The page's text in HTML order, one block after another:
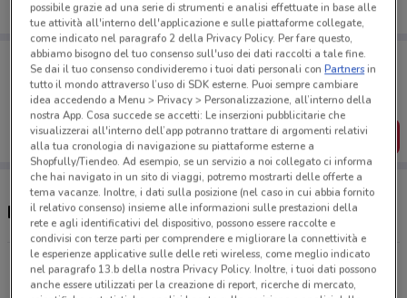
Porta DoveConviene sempre con te!
Puoi trovare le migliori offerte dei negozi vicino a te,
salvarle e creare la tua lista del risparmio, comodamente
dal tuo cellulare.
SCARICA L’APP
Negozi Consorzio Infarmacia a Calenzano
Via Magenta, 30 Campi Bisenzio
5 km
possibile grazie ad una serie di strumenti e analisi effettuate in base alle
tue attività all'interno dell'applicazione e sulle piattaforme collegate,
come indicato nel paragrafo 2 della Privacy Policy. Per fare questo,
abbiamo bisogno del tuo consenso sull'uso dei dati raccolti a tale fine.
Se dai il tuo consenso condivideremo i tuoi dati personali conPartnersin
tutto il mondo attraverso l’uso di SDK esterne. Puoi sempre cambiare
idea accedendo a Menu > Privacy > Personalizzazione, all’interno della
nostra App. Cosa succede se accetti: Le inserzioni pubblicitarie che
visualizzerai all'interno dell’app potranno trattare di argomenti relativi
alla tua cronologia di navigazione su piattaforme esterne a
Shopfully/Tiendeo. Ad esempio, se un servizio a noi collegato ci informa
che hai navigato in un sito di viaggi, potremo mostrarti delle offerte a
tema vacanze. Inoltre, i dati sulla posizione (nel caso in cui abbia fornito
il relativo consenso) insieme alle informazioni sulle prestazioni della
rete e agli identificativi del dispositivo, possono essere raccolte e
condivisi con terze parti per comprendere e migliorare la connettività e
le esperienze applicative sulle delle reti wireless, come meglio indicato
nel paragrafo 13.b della nostra Privacy Policy. Inoltre, i tuoi dati possono
anche essere utilizzati per la creazione di report, ricerche di mercato,